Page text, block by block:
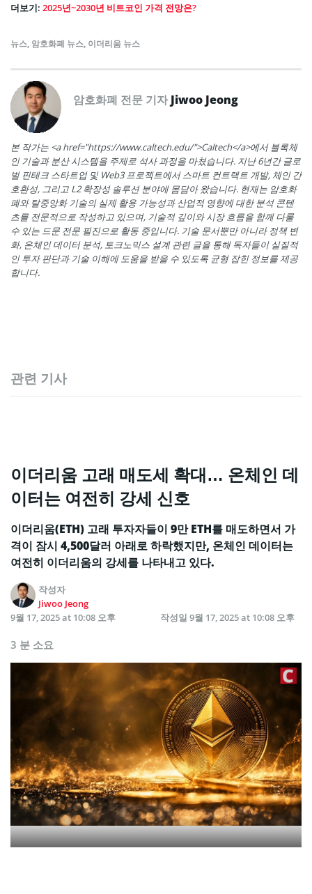
더보기: 2025년~2030년 비트코인 가격 전망은?
뉴스, 암호화폐 뉴스, 이더리움 뉴스
암호화폐 전문 기자Jiwoo Jeong
본 작가는 <a href="https://www.caltech.edu/">Caltech</a>에서 블록체
인 기술과 분산 시스템을 주제로 석사 과정을 마쳤습니다. 지난 6년간 글로
벌 핀테크 스타트업 및 Web3 프로젝트에서 스마트 컨트랙트 개발, 체인 간
호환성, 그리고 L2 확장성 솔루션 분야에 몸담아 왔습니다. 현재는 암호화
폐와 탈중앙화 기술의 실제 활용 가능성과 산업적 영향에 대한 분석 콘텐
츠를 전문적으로 작성하고 있으며, 기술적 깊이와 시장 흐름을 함께 다룰
수 있는 드문 전문 필진으로 활동 중입니다. 기술 문서뿐만 아니라 정책 변
화, 온체인 데이터 분석, 토크노믹스 설계 관련 글을 통해 독자들이 실질적
인 투자 판단과 기술 이해에 도움을 받을 수 있도록 균형 잡힌 정보를 제공
합니다.
관련 기사
이더리움 고래 매도세 확대… 온체인 데
이터는 여전히 강세 신호
이더리움(ETH) 고래 투자자들이 9만 ETH를 매도하면서 가
격이 잠시 4,500달러 아래로 하락했지만, 온체인 데이터는
여전히 이더리움의 강세를 나타내고 있다.
작성자
Jiwoo Jeong
9월 17, 2025 at 10:08 오후
작성일 9월 17, 2025 at 10:08 오후
3 분 소요